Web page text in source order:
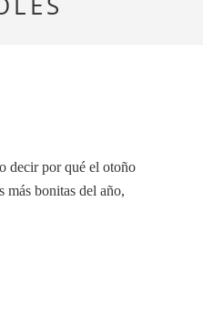
decir por qué el otoño
más bonitas del año,